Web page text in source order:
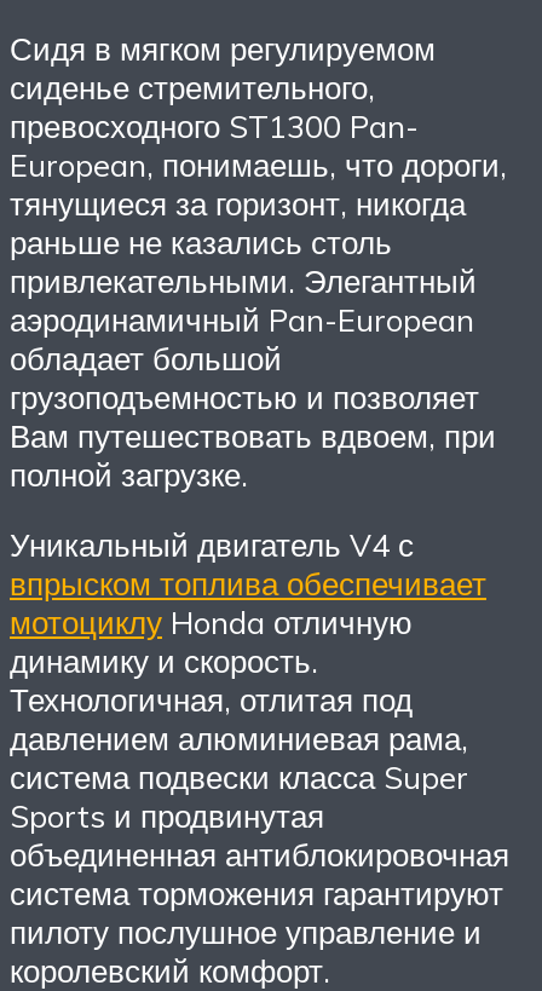
Сидя в мягком регулируемом
сиденье стремительного,
превосходного ST1300 Pan-
European, понимаешь, что дороги,
тянущиеся за горизонт, никогда
раньше не казались столь
привлекательными. Элегантный
аэродинамичный Pan-European
обладает большой
грузоподъемностью и позволяет
Вам путешествовать вдвоем, при
полной загрузке.
Уникальный двигатель V4 с
впрыском топлива обеспечивает
мотоциклу Honda отличную
динамику и скорость.
Технологичная, отлитая под
давлением алюминиевая рама,
система подвески класса Super
Sports и продвинутая
объединенная антиблокировочная
система торможения гарантируют
пилоту послушное управление и
королевский комфорт.